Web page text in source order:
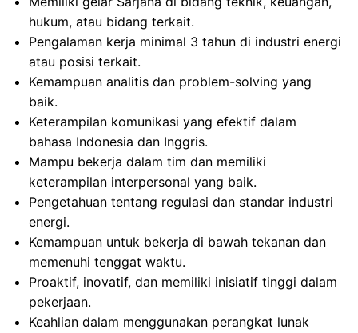
hukum, atau bidang terkait.
Pengalaman kerja minimal 3 tahun di industri energi
atau posisi terkait.
Kemampuan analitis dan problem-solving yang
baik.
Keterampilan komunikasi yang efektif dalam
bahasa Indonesia dan Inggris.
Mampu bekerja dalam tim dan memiliki
keterampilan interpersonal yang baik.
Pengetahuan tentang regulasi dan standar industri
energi.
Kemampuan untuk bekerja di bawah tekanan dan
memenuhi tenggat waktu.
Proaktif, inovatif, dan memiliki inisiatif tinggi dalam
pekerjaan.
Keahlian dalam menggunakan perangkat lunak